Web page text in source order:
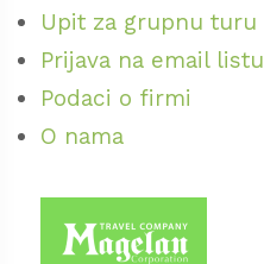
Upit za grupnu turu
Prijava na email listu
Podaci o firmi
O nama